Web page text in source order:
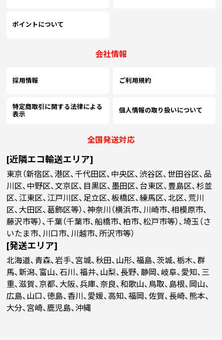
ポイントについて
会社情報
採用情報 ご利用規約
特定商取引に関する法律による
表示
個人情報の取り扱いについて
全国発送対応
[近隣エコ輸送エリア]
東京（新宿区、港区、千代田区、中央区、渋谷区、世田谷区、品
川区、中野区、文京区、目黒区、墨田区、台東区、豊島区、杉並
区、江東区、江戸川区、足立区、板橋区、練馬区、北区、荒川
区、大田区、葛飾区等）、神奈川（横浜市、川崎市、相模原市、
藤沢市等）、千葉（千葉市、船橋市、柏市、松戸市等）、埼玉（さ
いたま市、川口市、川越市、所沢市等）
[発送エリア]
北海道、青森、岩手、宮城、秋田、山形、福島、茨城、栃木、群
馬、新潟、富山、石川、福井、山梨、長野、静岡、岐阜、愛知、三
重、滋賀、京都、大阪、兵庫、奈良、和歌山、鳥取、島根、岡山、
広島、山口、徳島、香川、愛媛、高知、福岡、佐賀、長崎、熊本、
大分、宮崎、鹿児島、沖縄